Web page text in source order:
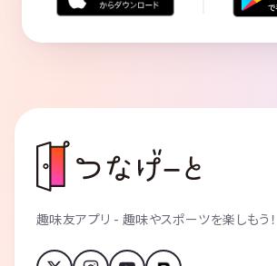
趣味友アプリ - 趣味やスポーツを楽しもう！